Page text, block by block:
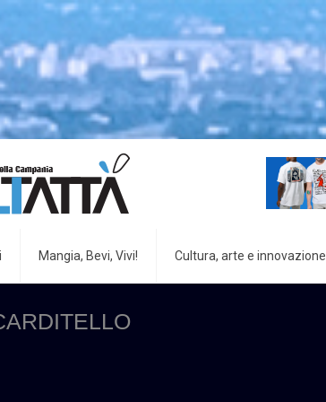
Mangia, Bevi, Vivi! Cultura, arte e innovazione